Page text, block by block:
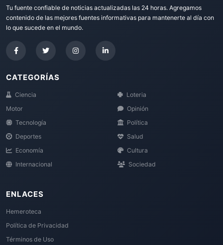
Tu fuente confiable de noticias actualizadas las 24 horas. Agregamos
contenido de las mejores fuentes informativas para mantenerte al día con
lo que sucede en el mundo.
CATEGORÍAS
Ciencia
Motor
Tecnología
Deportes
Economía
Internacional
Loteria
Opinión
Política
Salud
Cultura
Sociedad
ENLACES
Hemeroteca
Política de Privacidad
Términos de Uso